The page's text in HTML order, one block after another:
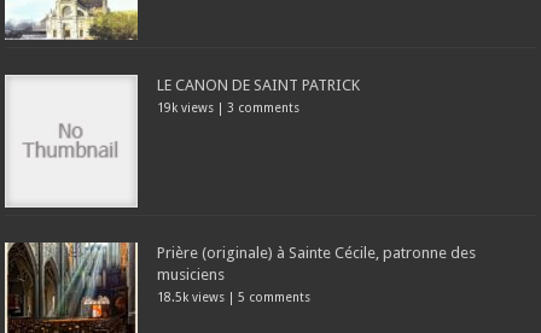
LE CANON DE SAINT PATRICK
19k views | 3 comments
Prière (originale) à Sainte Cécile, patronne des
musiciens
18.5k views |5 comments